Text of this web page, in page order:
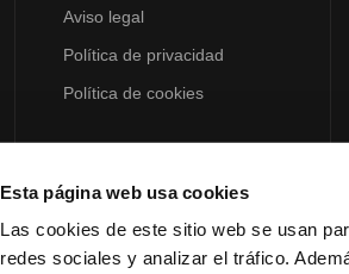
Esta página web usa cookies
Las cookies de este sitio web se usan
redes sociales y analizar el tráfico.
Aviso legal
Política de privacidad
Política de cookies